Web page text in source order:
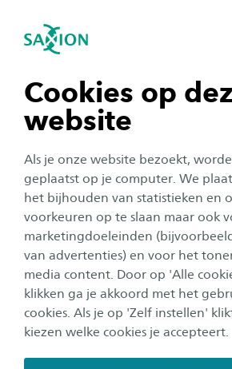
Cookies op
website
Als je onze website bezoekt,
geplaatst op je computer. We
het bijhouden van statistieken en
voorkeuren op te slaan maar ook
marketingdoeleinden
van advertenties) en voor het
media content. Door op 'Alle
klikken ga je akkoord met het
cookies. Als je op 'Zelf instellen'
kiezen welke cookies je accepteert.
Navigatie openen
tonen
tonen
tonen
tonen
sluiten
Reumavoetzorg
Subnavigatie tonen
Reumavoetzorg